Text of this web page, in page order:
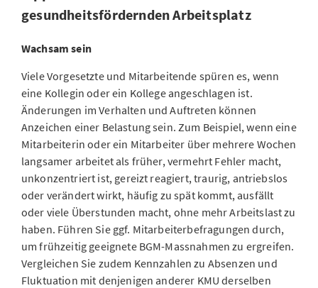
gesundheitsfördernden Arbeitsplatz
Wachsam sein
Viele Vorgesetzte und Mitarbeitende spüren es, wenn
eine Kollegin oder ein Kollege angeschlagen ist.
Änderungen im Verhalten und Auftreten können
Anzeichen einer Belastung sein. Zum Beispiel, wenn eine
Mitarbeiterin oder ein Mitarbeiter über mehrere Wochen
langsamer arbeitet als früher, vermehrt Fehler macht,
unkonzentriert ist, gereizt reagiert, traurig, antriebslos
oder verändert wirkt, häufig zu spät kommt, ausfällt
oder viele Überstunden macht, ohne mehr Arbeitslast zu
haben. Führen Sie ggf. Mitarbeiterbefragungen durch,
um frühzeitig geeignete BGM-Massnahmen zu ergreifen.
Vergleichen Sie zudem Kennzahlen zu Absenzen und
Fluktuation mit denjenigen anderer KMU derselben